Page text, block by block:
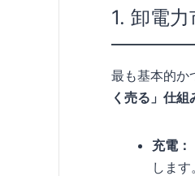
1. 卸電
最も基本的か
く売る」仕組
充電：
します。